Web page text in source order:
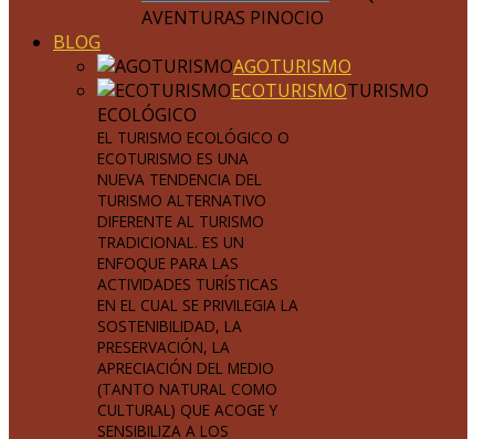
AVENTURAS PINOCIO
BLOG
AGOTURISMO
ECOTURISMOTURISMO
ECOLÓGICO
EL TURISMO ECOLÓGICO O
ECOTURISMO ES UNA
NUEVA TENDENCIA DEL
TURISMO ALTERNATIVO
DIFERENTE AL TURISMO
TRADICIONAL. ES UN
ENFOQUE PARA LAS
ACTIVIDADES TURÍSTICAS
EN EL CUAL SE PRIVILEGIA LA
SOSTENIBILIDAD, LA
PRESERVACIÓN, LA
APRECIACIÓN DEL MEDIO
(TANTO NATURAL COMO
CULTURAL) QUE ACOGE Y
SENSIBILIZA A LOS